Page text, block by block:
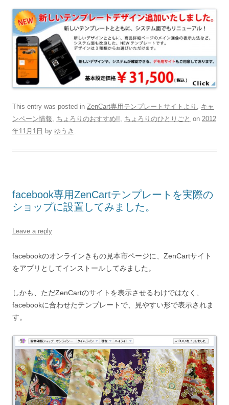
This entry was posted in ZenCart専用テンプレートサイトより
キャ
ンペーン情報
ちょろりのおすすめ!! ちょろりのひとりごと on 2012
年11月1日 by ゆうき
facebook専用ZenCartテンプレートを実際の
ショップに設置してみました。
Leave a reply
facebookのオンラインきもの見本市ページに、ZenCartサイト
をアプリとしてインストールしてみました。
しかも、ただZenCartのサイトを表示させるわけではなく、
facebookに合わせたテンプレートで、見やすい形で表示されま
す。